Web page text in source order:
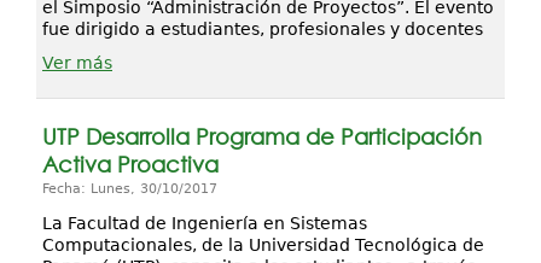
el Simposio “Administración de Proyectos”. El evento
fue dirigido a estudiantes, profesionales y docentes
Ver más
UTP Desarrolla Programa de Participación
Activa Proactiva
Fecha: Lunes, 30/10/2017
La Facultad de Ingeniería en Sistemas
Computacionales, de la Universidad Tecnológica de